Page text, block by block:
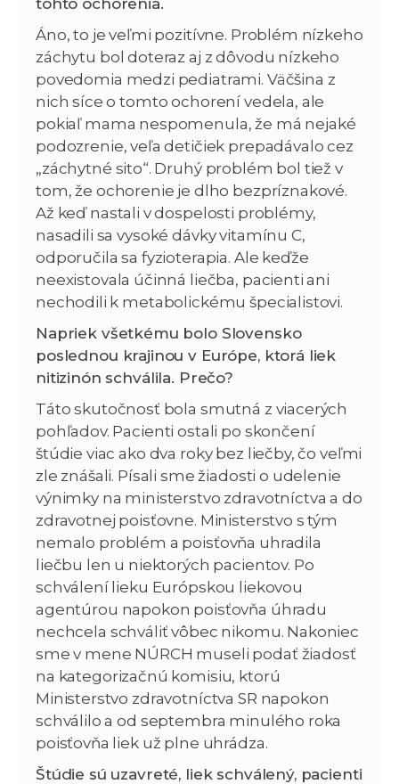
Áno, to je veľmi pozitívne. Problém nízkeho
záchytu bol doteraz aj z dôvodu nízkeho
povedomia medzi pediatrami. Väčšina z
nich síce o tomto ochorení vedela, ale
pokiaľ mama nespomenula, že má nejaké
podozrenie, veľa detičiek prepadávalo cez
„záchytné sito“. Druhý problém bol tiež v
tom, že ochorenie je dlho bezpríznakové.
Až keď nastali v dospelosti problémy,
nasadili sa vysoké dávky vitamínu C,
odporučila sa fyzioterapia. Ale keďže
neexistovala účinná liečba, pacienti ani
nechodili k metabolickému špecialistovi.
Napriek všetkému bolo Slovensko
poslednou krajinou v Európe, ktorá liek
nitizinón schválila. Prečo?
Táto skutočnosť bola smutná z viacerých
pohľadov. Pacienti ostali po skončení
štúdie viac ako dva roky bez liečby, čo veľmi
zle znášali. Písali sme žiadosti o udelenie
výnimky na ministerstvo zdravotníctva a do
zdravotnej poisťovne. Ministerstvo s tým
nemalo problém a poisťovňa uhradila
liečbu len u niektorých pacientov. Po
schválení lieku Európskou liekovou
agentúrou napokon poisťovňa úhradu
nechcela schváliť vôbec nikomu. Nakoniec
sme v mene NÚRCH museli podať žiadosť
na kategorizačnú komisiu, ktorú
Ministerstvo zdravotníctva SR napokon
schválilo a od septembra minulého roka
poisťovňa liek už plne uhrádza.
Štúdie sú uzavreté, liek schválený, pacienti